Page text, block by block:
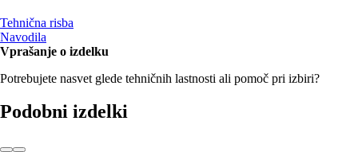
Tehnična risba
Navodila
Vprašanje o izdelku
Potrebujete nasvet glede tehničnih lastnosti ali pomoč pri izbiri?
Podobni izdelki